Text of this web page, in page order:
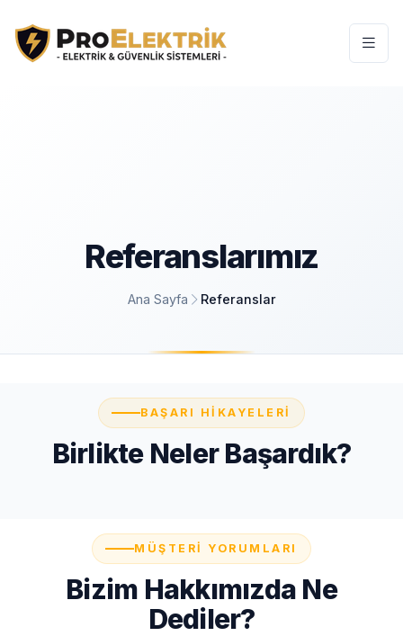
Referanslarımız
Ana Sayfa Referanslar
BAŞARI HIKAYELERI
Birlikte Neler Başardık?
MÜŞTERI YORUMLARI
Bizim Hakkımızda Ne
Dediler?